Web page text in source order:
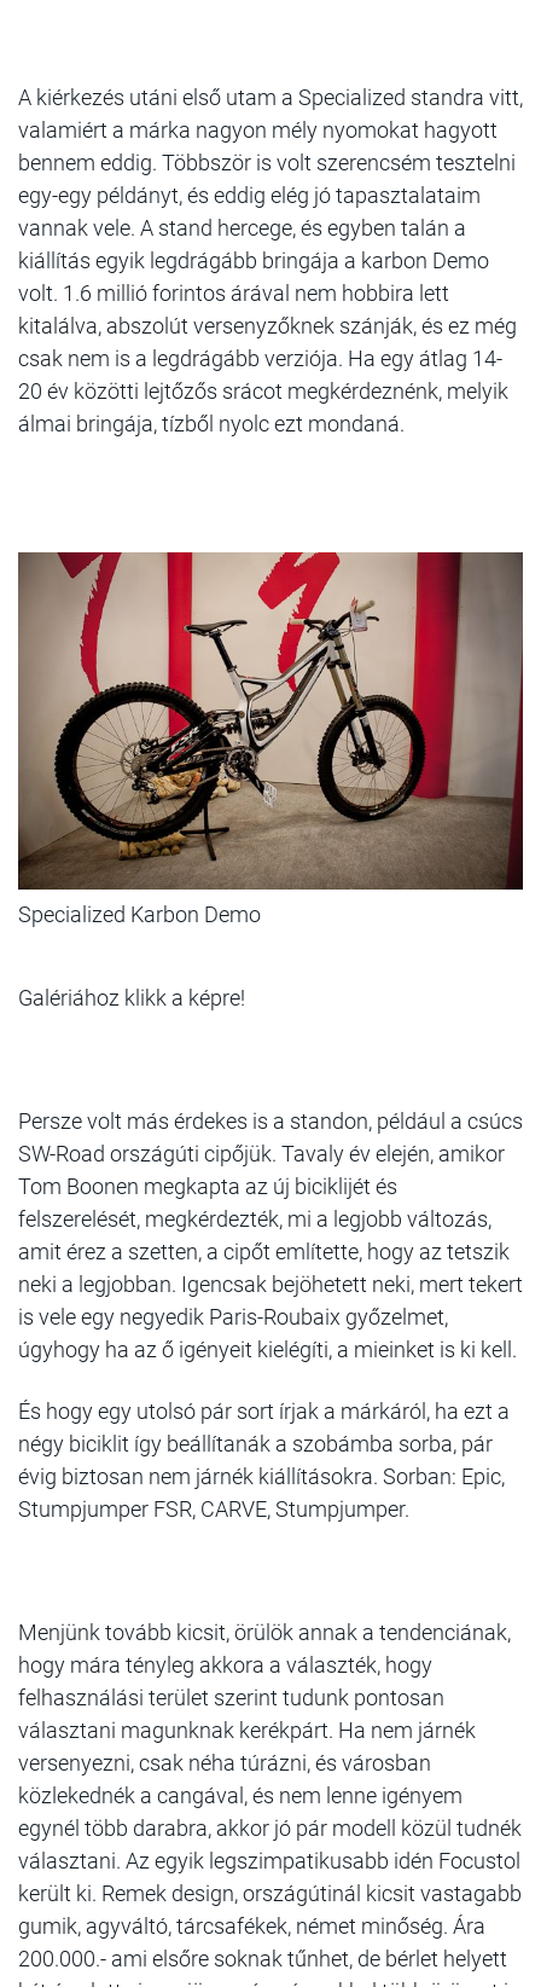
A kiérkezés utáni első utam a Specialized standra vitt,
valamiért a márka nagyon mély nyomokat hagyott
bennem eddig. Többször is volt szerencsém tesztelni
egy-egy példányt, és eddig elég jó tapasztalataim
vannak vele. A stand hercege, és egyben talán a
kiállítás egyik legdrágább bringája a karbon Demo
volt. 1.6 millió forintos árával nem hobbira lett
kitalálva, abszolút versenyzőknek szánják, és ez még
csak nem is a legdrágább verziója. Ha egy átlag 14-
20 év közötti lejtőzős srácot megkérdeznénk, melyik
álmai bringája, tízből nyolc ezt mondaná.
Specialized Karbon Demo
Galériához klikk a képre!
Persze volt más érdekes is a standon, például a csúcs
SW-Road országúti cipőjük. Tavaly év elején, amikor
Tom Boonen megkapta az új biciklijét és
felszerelését, megkérdezték, mi a legjobb változás,
amit érez a szetten, a cipőt említette, hogy az tetszik
neki a legjobban. Igencsak bejöhetett neki, mert tekert
is vele egy negyedik Paris-Roubaix győzelmet,
úgyhogy ha az ő igényeit kielégíti, a mieinket is ki kell.
És hogy egy utolsó pár sort írjak a márkáról, ha ezt a
négy biciklit így beállítanák a szobámba sorba, pár
évig biztosan nem járnék kiállításokra. Sorban: Epic,
Stumpjumper FSR, CARVE, Stumpjumper.
Menjünk tovább kicsit, örülök annak a tendenciának,
hogy mára tényleg akkora a választék, hogy
felhasználási terület szerint tudunk pontosan
választani magunknak kerékpárt. Ha nem járnék
versenyezni, csak néha túrázni, és városban
közlekednék a cangával, és nem lenne igényem
egynél több darabra, akkor jó pár modell közül tudnék
választani. Az egyik legszimpatikusabb idén Focustol
került ki. Remek design, országútinál kicsit vastagabb
gumik, agyváltó, tárcsafékek, német minőség. Ára
200.000.- ami elsőre soknak tűnhet, de bérlet helyett